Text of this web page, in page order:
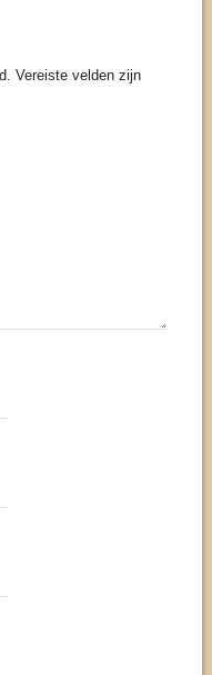
Vereiste velden zijn